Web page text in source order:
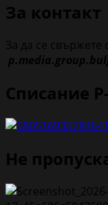
За контакт
За да се
Списание
Не